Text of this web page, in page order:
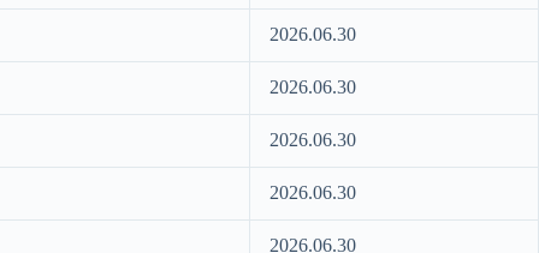
2026.06.30
2026.06.30
2026.06.30
2026.06.30
2026.06.30